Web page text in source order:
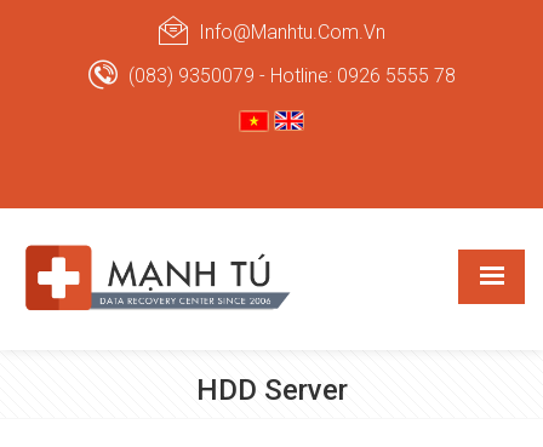
Info@manhtu.com.vn
(083) 9350079 - Hotline: 0926 5555 78
HDD Server